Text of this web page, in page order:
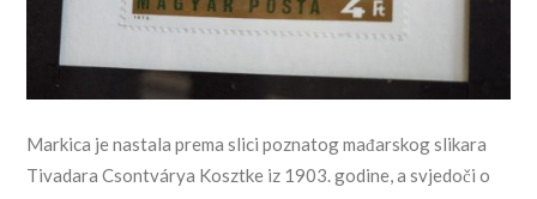
Markica je nastala prema slici poznatog mađarskog slikara
Tivadara Csontvárya Kosztke iz 1903. godine, a svjedoči o